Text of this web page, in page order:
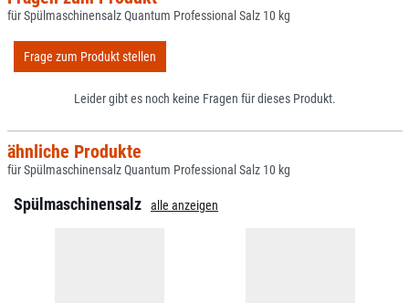
für Spülmaschinensalz Quantum Professional Salz 10 kg
Frage zum Produkt stellen
Leider gibt es noch keine Fragen für dieses Produkt.
ähnliche Produkte
für Spülmaschinensalz Quantum Professional Salz 10 kg
Spülmaschinensalz alle anzeigen